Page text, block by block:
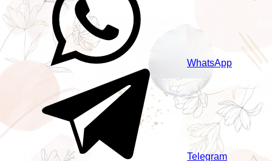
WhatsApp
Telegram